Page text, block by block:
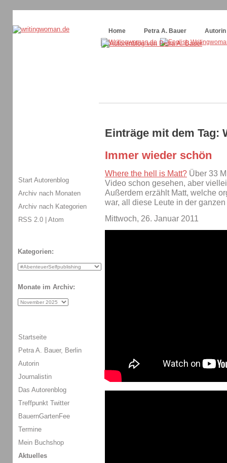
Home
Petra A. Bauer Autorin
Einträge mit dem Tag:
Immer wieder schön
Where the hell is Matt? Über 33
Video schon gesehen, aber
Außerdem erzählt Matt, welche
war, all diese Leute in der
Mittwoch, 26. Januar 2011
Start Autorenblog
Archiv nach Monaten
Archiv nach Kategorien
RSS 2.0 | Atom
Kategorien:
Monate im Archiv:
Startseite
Petra A. Bauer, Berlin
Autorin
Journalistin
Das Autorenblog
Treffpunkt Twitter
BauernGartenFee
Termine
Mein Buchshop
Aktuelles